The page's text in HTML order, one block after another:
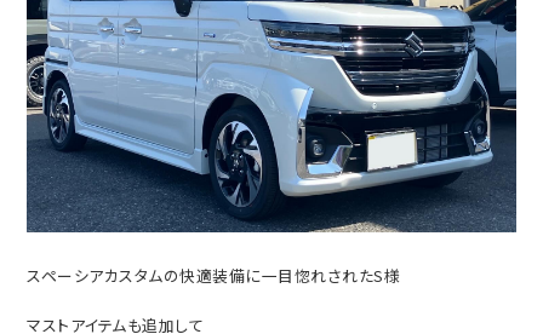
スペーシアカスタムの快適装備に一目惚れされたS様
マストアイテムも追加して